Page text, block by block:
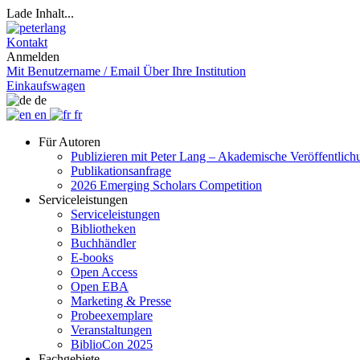
Lade Inhalt...
Kontakt
Anmelden
Mit Benutzername / Email Über Ihre Institution
Einkaufswagen
de
en
fr
Für Autoren
Publizieren mit Peter Lang – Akademische
Publikationsanfrage
2026 Emerging Scholars Competition
Serviceleistungen
Serviceleistungen
Bibliotheken
Buchhändler
E-books
Open Access
Open EBA
Marketing & Presse
Probeexemplare
Veranstaltungen
BiblioCon 2025